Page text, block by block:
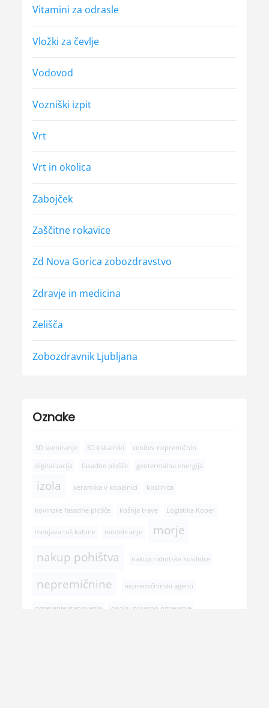
Vitamini za odrasle
Vložki za čevlje
Vodovod
Vozniški izpit
Vrt
Vrt in okolica
Zabojček
Zaščitne rokavice
Zd Nova Gorica zobozdravstvo
Zdravje in medicina
Zelišča
Zobozdravnik Ljubljana
Oznake
3D skeniranje 3D tiskalniki cenitev nepremičnin
digitalizacija fasadne plošče geotermalna energija
izola keramika v kopalnici kosilnica
kovinske fasadne plošče košnja trave Logistika Koper
menjava tuš kabine modeliranje
morje
nakup pohištva
nakup robotske kosilnice
nepremičnine nepremičninski agenti
ogrevanje stanovanja okolju prijazno ogrevanje